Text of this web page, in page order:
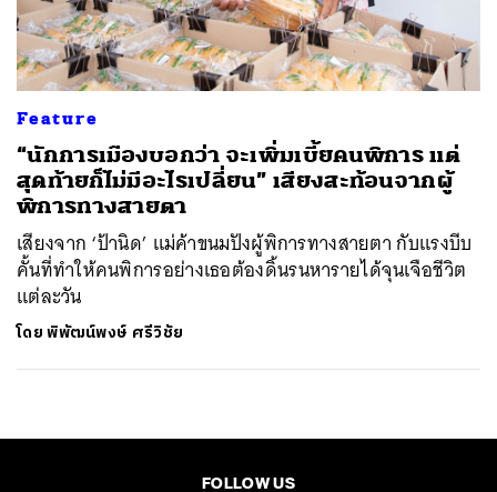
Feature
“นักการเมืองบอกว่า จะเพิ่มเบี้ยคนพิการ แต่
สุดท้ายก็ไม่มีอะไรเปลี่ยน” เสียงสะท้อนจากผู้
พิการทางสายตา
เสียงจาก ‘ป้านิด’ แม่ค้าขนมปังผู้พิการทางสายตา กับแรงบีบ
คั้นที่ทำให้คนพิการอย่างเธอต้องดิ้นรนหารายได้จุนเจือชีวิต
แต่ละวัน
โดยพิพัฒน์พงษ์ ศรีวิชัย
FOLLOW US
ค้นหา
SHARE TWEET LINE EMAIL